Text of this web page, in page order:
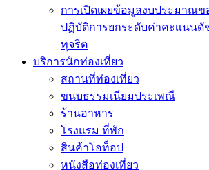
การเปิดเผยข้อมูลงบประมาณ
ปฏิบัติการยกระดับค่าคะเเนนดั
ทุจริต
บริการนักท่องเที่ยว
สถานที่ท่องเที่ยว
ขนบธรรมเนียมประเพณี
ร้านอาหาร
โรงแรม ที่พัก
สินค้าโอท็อป
หนังสือท่องเที่ยว